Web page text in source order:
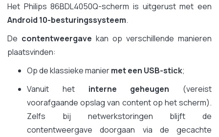
Het Philips 86BDL4050Q-scherm is uitgerust met een
Android 10-besturingssysteem.
De contentweergave kan op verschillende manieren
plaatsvinden:
Op de klassieke maniermet een USB-stick;
Vanuit het interne geheugen (vereist
voorafgaande opslag van content op het scherm).
Zelfs bij netwerkstoringen blijft de
contentweergave doorgaan via de gecachte